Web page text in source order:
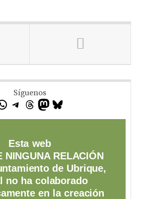
Síguenos
Esta web
NINGUNA RELACIÓN
de Ubrique,
no ha colaborado
en la creación